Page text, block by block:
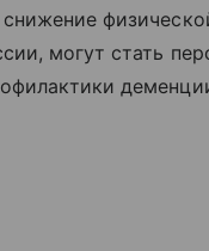
могут стать